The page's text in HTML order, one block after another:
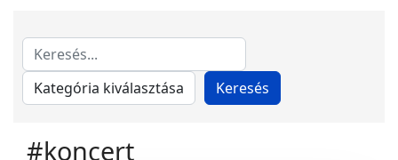
#koncert